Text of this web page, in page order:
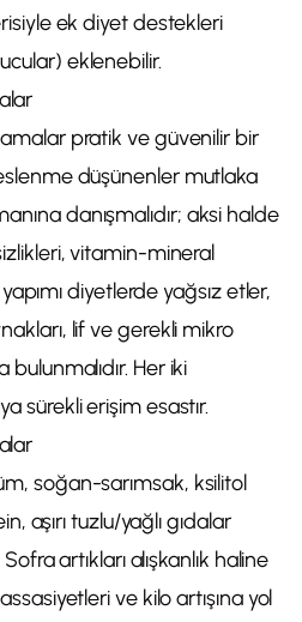
ek diyet destekleri
eklenebilir.
pratik ve güvenilir bir
düşünenler mutlaka
danışmalıdır; aksi halde
vitamin-mineral
diyetlerde yağsız etler,
lif ve gerekli mikro
Her iki
sürekli erişim esastır.
soğan-sarımsak, ksilitol
aşırı tuzlu/yağlı gıdalar
artıkları alışkanlık haline
ve kilo artışına yol